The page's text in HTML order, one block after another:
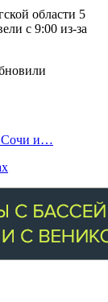
области 5
с 9:00 из-за
Сочи и…